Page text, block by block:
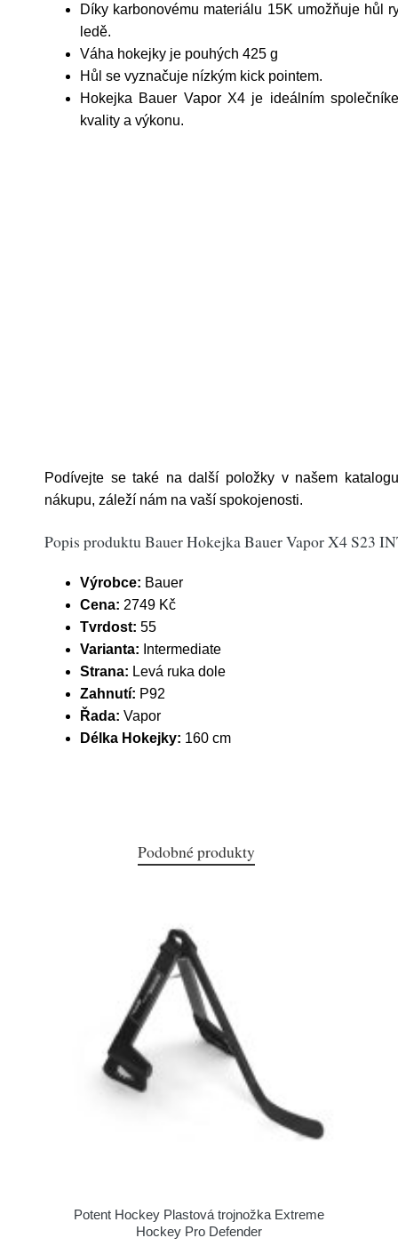
Díky karbonovému materiálu 15K umožňuje hůl
ledě.
Váha hokejky je pouhých 425 g
Hůl se vyznačuje nízkým kick pointem.
Hokejka Bauer Vapor X4 je ideálním
kvality a výkonu.
Podívejte se také na další položky v našem
nákupu, záleží nám na vaší spokojenosti.
Popis produktu Bauer Hokejka Bauer Vapor X4 S23
Výrobce: Bauer
Cena: 2749 Kč
Tvrdost: 55
Varianta: Intermediate
Strana: Levá ruka dole
Zahnutí: P92
Řada: Vapor
Délka Hokejky: 160 cm
Podobné produkty
Potent Hockey Plastová trojnožka Extreme
Hockey Pro Defender